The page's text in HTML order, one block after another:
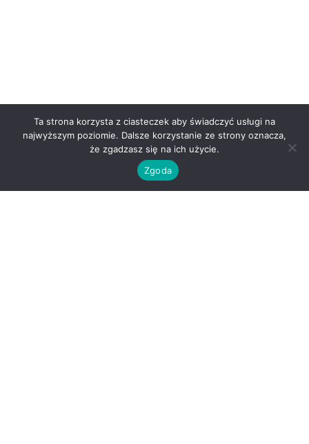
Ta strona korzysta z ciasteczek aby świadczyć usługi na
najwyższym poziomie. Dalsze korzystanie ze strony oznacza,
że zgadzasz się na ich użycie.
Zgoda